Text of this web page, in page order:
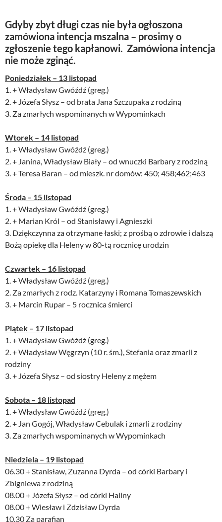
Gdyby zbyt długi czas nie była ogłoszona
zamówiona intencja mszalna – prosimy o
zgłoszenie tego kapłanowi. Zamówiona intencja
nie może zginąć.
Poniedziałek – 13 listopad
1. + Władysław Gwóźdź (greg.)
2. + Józefa Słysz – od brata Jana Szczupaka z rodziną
3. Za zmarłych wspominanych w Wypominkach
Wtorek – 14 listopad
1. + Władysław Gwóźdź (greg.)
2. + Janina, Władysław Biały – od wnuczki Barbary z rodziną
3. + Teresa Baran – od mieszk. nr domów: 450; 458;462;463
Środa – 15 listopad
1. + Władysław Gwóźdź (greg.)
2. + Marian Król – od Stanisławy i Agnieszki
3. Dziękczynna za otrzymane łaski; z prośbą o zdrowie i dalszą
Bożą opiekę dla Heleny w 80-tą rocznicę urodzin
Czwartek – 16 listopad
1. + Władysław Gwóźdź (greg.)
2. Za zmarłych z rodz. Katarzyny i Romana Tomaszewskich
3. + Marcin Rupar – 5 rocznica śmierci
Piątek – 17 listopad
1. + Władysław Gwóźdź (greg.)
2. + Władysław Węgrzyn (10 r. śm.), Stefania oraz zmarli z
rodziny
3. + Józefa Słysz – od siostry Heleny z mężem
Sobota – 18 listopad
1. + Władysław Gwóźdź (greg.)
2. + Jan Gogój, Władysław Cebulak i zmarli z rodziny
3. Za zmarłych wspominanych w Wypominkach
Niedziela – 19 listopad
06.30 + Stanisław, Zuzanna Dyrda – od córki Barbary i
Zbigniewa z rodziną
08.00 + Józefa Słysz – od córki Haliny
08.00 + Wiesław i Zdzisław Dyrda
10.30 Za parafian